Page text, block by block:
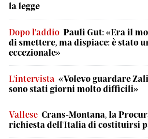
la legge
Dopo l'addio Pauli Gut: «Era il
di smettere, ma dispiace: è stato
eccezionale»
L'intervista «Volevo guardare
sono stati giorni molto difficili»
Vallese Crans-Montana, la
richiesta dell'Italia di costituirsi